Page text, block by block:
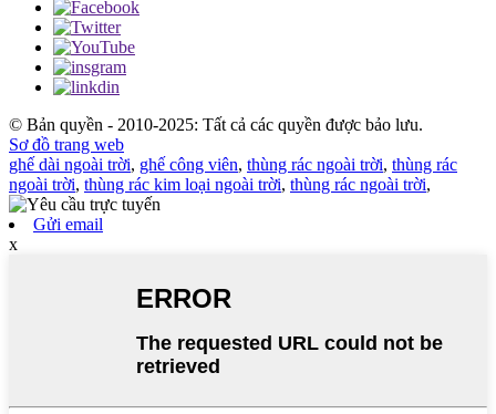
© Bản quyền - 2010-2025: Tất cả các quyền được bảo lưu.
Sơ đồ trang web
ghế dài ngoài trời, ghế công viên, thùng rác ngoài trời, thùng rác
ngoài trời, thùng rác kim loại ngoài trời, thùng rác ngoài trời,
Gửi email
x